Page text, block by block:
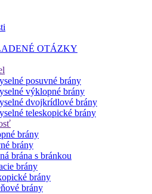
OTÁZKY
posuvné brány
výklopné brány
dvojkrídlové brány
teleskopické brány
brány
brány
brána s bránkou
brány
brány
brány